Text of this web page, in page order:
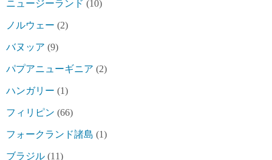
ニュージーランド (10)
ノルウェー (2)
バヌッア (9)
パプアニューギニア (2)
ハンガリー (1)
フィリピン (66)
フォークランド諸島 (1)
ブラジル (11)